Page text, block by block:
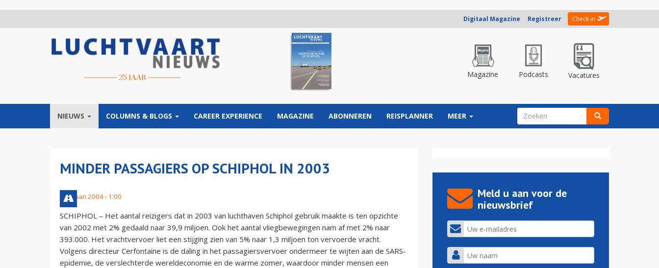
Digitaal Magazine Registreer Check in
Magazine Podcasts Vacatures
NIEUWS COLUMNS & BLOGS CAREER EXPERIENCE MAGAZINE ABONNEREN REISPLANNER MEER ZOEKVELD
MINDER PASSAGIERS OP SCHIPHOL IN 2003
7 januari 2004 - 1:00
SCHIPHOL – Het aantal reizigers dat in 2003 van luchthaven Schiphol gebruik maakte is ten opzichte
van 2002 met 2% gedaald naar 39,9 miljoen. Ook het aantal vliegbewegingen nam af met 2% naar
393.000. Het vrachtvervoer liet een stijging zien van 5% naar 1,3 miljoen ton vervoerde vracht.
Volgens directeur Cerfontaine is de daling in het passagiersvervoer ondermeer te wijten aan de SARS-
epidemie, de verslechterde wereldeconomie en de warme zomer, waardoor minder mensen een
Meld u aan voor de
nieuwsbrief